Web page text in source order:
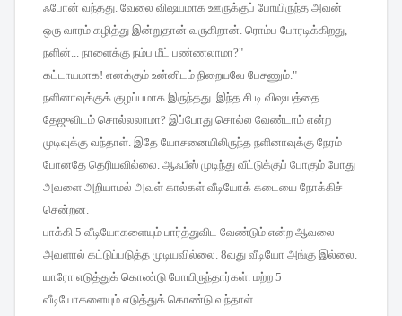
ஃபோன் வந்தது. வேலை விஷயமாக ஊருக்குப் போயிருந்த அவன்
ஒரு வாரம் கழித்து இன்றுதான் வருகிறான். ரொம்ப போரடிக்கிறது,
நளின்... நாளைக்கு நம்ப மீட் பண்ணலாமா?"
கட்டாயமாக! எனக்கும் உன்னிடம் நிறையவே பேசணும்."
நளினாவுக்குக் குழப்பமாக இருந்தது. இந்த சி.டி.விஷயத்தை
தேஜுவிடம் சொல்லலாமா? இப்போது சொல்ல வேண்டாம் என்ற
முடிவுக்கு வந்தாள். இதே யோசனையிலிருந்த நளினாவுக்கு நேரம்
போனதே தெரியவில்லை. ஆஃபீஸ் முடிந்து வீட்டுக்குப் போகும் போது
அவளை அறியாமல் அவள் கால்கள் வீடியோக் கடையை நோக்கிச்
சென்றன.
பாக்கி 5 வீடியோகளையும் பார்த்துவிட வேண்டும் என்ற ஆவலை
அவளால் கட்டுப்படுத்த முடியவில்லை. 8வது வீடியோ அங்கு இல்லை.
யாரோ எடுத்துக் கொண்டு போயிருந்தார்கள். மற்ற 5
வீடியோகளையும் எடுத்துக் கொண்டு வந்தாள்.